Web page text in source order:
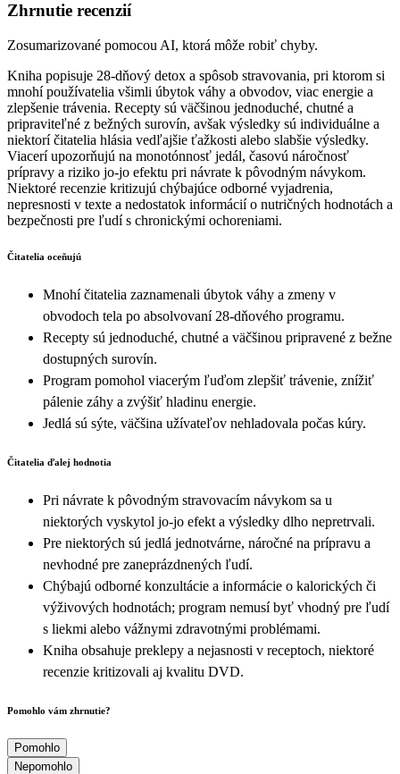
Zhrnutie recenzií
Zosumarizované pomocou AI, ktorá môže robiť chyby.
Kniha popisuje 28‑dňový detox a spôsob stravovania, pri ktorom si
mnohí používatelia všimli úbytok váhy a obvodov, viac energie a
zlepšenie trávenia. Recepty sú väčšinou jednoduché, chutné a
pripraviteľné z bežných surovín, avšak výsledky sú individuálne a
niektorí čitatelia hlásia vedľajšie ťažkosti alebo slabšie výsledky.
Viacerí upozorňujú na monotónnosť jedál, časovú náročnosť
prípravy a riziko jo‑jo efektu pri návrate k pôvodným návykom.
Niektoré recenzie kritizujú chýbajúce odborné vyjadrenia,
nepresnosti v texte a nedostatok informácií o nutričných hodnotách a
bezpečnosti pre ľudí s chronickými ochoreniami.
Čitatelia oceňujú
Mnohí čitatelia zaznamenali úbytok váhy a zmeny v
obvodoch tela po absolvovaní 28‑dňového programu.
Recepty sú jednoduché, chutné a väčšinou pripravené z bežne
dostupných surovín.
Program pomohol viacerým ľuďom zlepšiť trávenie, znížiť
pálenie záhy a zvýšiť hladinu energie.
Jedlá sú sýte, väčšina užívateľov nehladovala počas kúry.
Čitatelia ďalej hodnotia
Pri návrate k pôvodným stravovacím návykom sa u
niektorých vyskytol jo‑jo efekt a výsledky dlho nepretrvali.
Pre niektorých sú jedlá jednotvárne, náročné na prípravu a
nevhodné pre zaneprázdnených ľudí.
Chýbajú odborné konzultácie a informácie o kalorických či
výživových hodnotách; program nemusí byť vhodný pre ľudí
s liekmi alebo vážnymi zdravotnými problémami.
Kniha obsahuje preklepy a nejasnosti v receptoch, niektoré
recenzie kritizovali aj kvalitu DVD.
Pomohlo vám zhrnutie?
Pomohlo
Nepomohlo